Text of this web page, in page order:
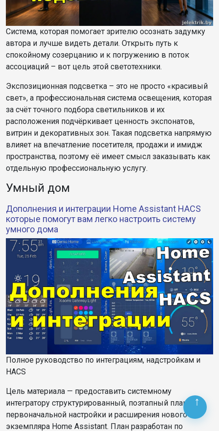
Система, которая помогает зрителю осознать задумку
автора и лучше видеть детали. Открыть путь к
спокойному созерцанию и к погружению в поток
ассоциаций – вот цель этой светотехники.
Экспозиционная подсветка – это не просто «красивый
свет», а профессиональная система освещения, которая
за счёт точного подбора светильников и их
расположения подчёркивает ценность экспонатов,
витрин и декоративных зон. Такая подсветка напрямую
влияет на впечатление посетителя, продажи и имидж
пространства, поэтому её имеет смысл заказывать как
отдельную профессиональную услугу.​
Умный дом
Дополнения и интеграции Home Assistant HACS
которые помогут вам легко настроить систему
умного дома
Полное руководство по интеграциям, надстройкам и
HACS
Цель материала — предоставить системному
интегратору структурированный, поэтапный план для
первоначальной настройки и расширения нового
экземпляра Home Assistant. План разработан по